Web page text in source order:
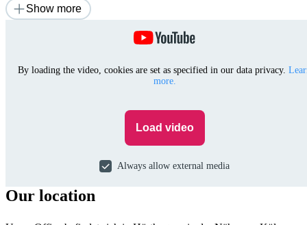
Show more
By loading the video, cookies are set as specified in our data privacy.
more.
Load video
Always allow external media
Our location